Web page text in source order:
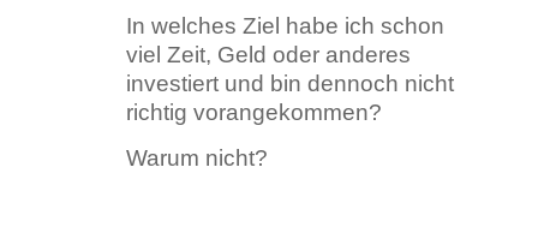
In welches Ziel habe ich schon
viel Zeit, Geld oder anderes
investiert und bin dennoch nicht
richtig vorangekommen?
Warum nicht?